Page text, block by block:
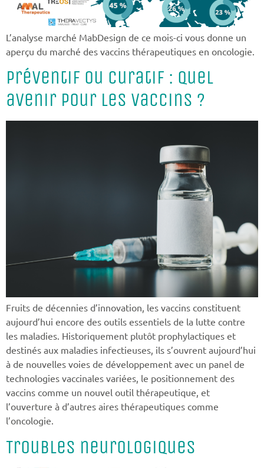
L’analyse marché MabDesign de ce mois-ci vous donne un
aperçu du marché des vaccins thérapeutiques en oncologie.
Préventif ou curatif : quel
avenir pour les vaccins ?
Fruits de décennies d’innovation, les vaccins constituent
aujourd’hui encore des outils essentiels de la lutte contre
les maladies. Historiquement plutôt prophylactiques et
destinés aux maladies infectieuses, ils s’ouvrent aujourd’hui
à de nouvelles voies de développement avec un panel de
technologies vaccinales variées, le positionnement des
vaccins comme un nouvel outil thérapeutique, et
l’ouverture à d’autres aires thérapeutiques comme
l’oncologie.
Troubles neurologiques